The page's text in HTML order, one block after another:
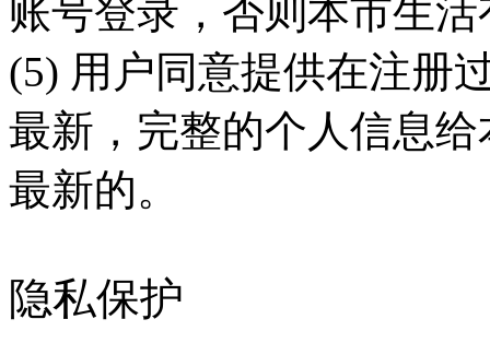
账号登录，否则本市生
(5) 用户同意提供在注册
最新，完整的个人信息
最新的。
隐私保护